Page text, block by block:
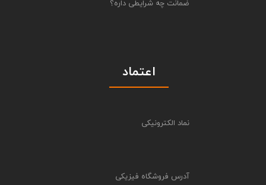
ضمانت چه شرایطی داره؟
اعتماد
نماد الکترونیکی
آدرس فروشگاه فیزیکی